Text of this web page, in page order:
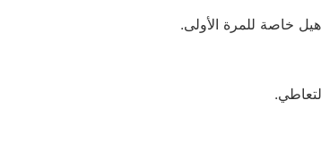
خاصة للمرة الأولى.